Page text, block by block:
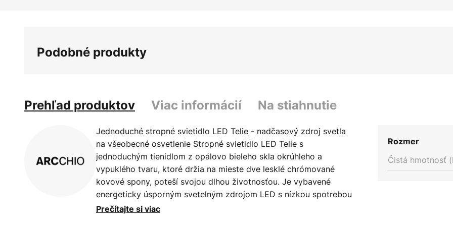
obrázkov
Podobné produkty
Prehľad produktov Viac informácií Na stiahnutie
Jednoduché stropné svietidlo LED Telie - nadčasový zdroj svetla
na všeobecné osvetlenie Stropné svietidlo LED Telie s
jednoduchým tienidlom z opálovo bieleho skla okrúhleho a
vypuklého tvaru, ktoré držia na mieste dve lesklé chrómované
kovové spony, poteší svojou dlhou životnosťou. Je vybavené
energeticky úsporným svetelným zdrojom LED s nízkou spotrebou
energie vo farbe svetla teplá biela a poskytuje atmosférické
Prečítajte si viac
Rozmer
Čistá hmotnosť